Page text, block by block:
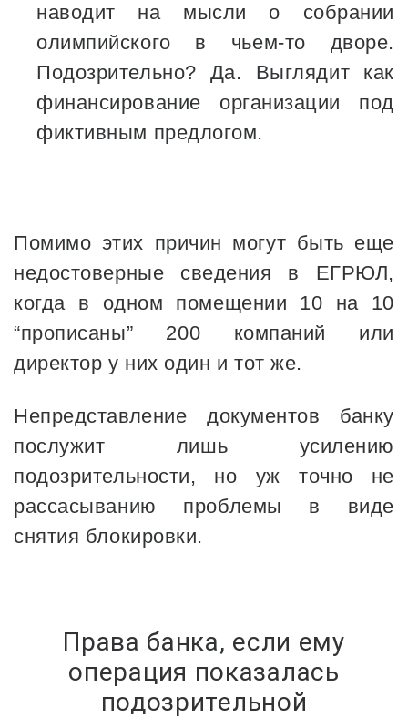
наводит на мысли о собрании
олимпийского в чьем-то дворе.
Подозрительно? Да. Выглядит как
финансирование организации под
фиктивным предлогом.
Помимо этих причин могут быть еще
недостоверные сведения в ЕГРЮЛ,
когда в одном помещении 10 на 10
“прописаны” 200 компаний или
директор у них один и тот же.
Непредставление документов банку
послужит лишь усилению
подозрительности, но уж точно не
рассасыванию проблемы в виде
снятия блокировки.
Права банка, если ему
операция показалась
подозрительной